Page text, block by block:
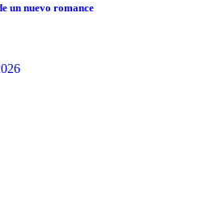
un nuevo romance